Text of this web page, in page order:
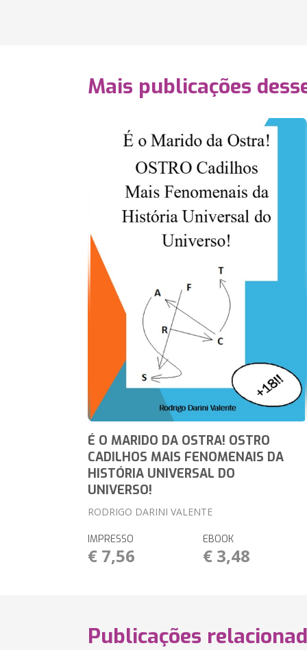
Mais publicações
É O MARIDO DA OSTRA! OSTRO
CADILHOS MAIS FENOMENAIS DA
HISTÓRIA UNIVERSAL DO
UNIVERSO!
RODRIGO DARINI VALENTE
IMPRESSO
€ 7,56
EBOOK
€ 3,48
Publicações